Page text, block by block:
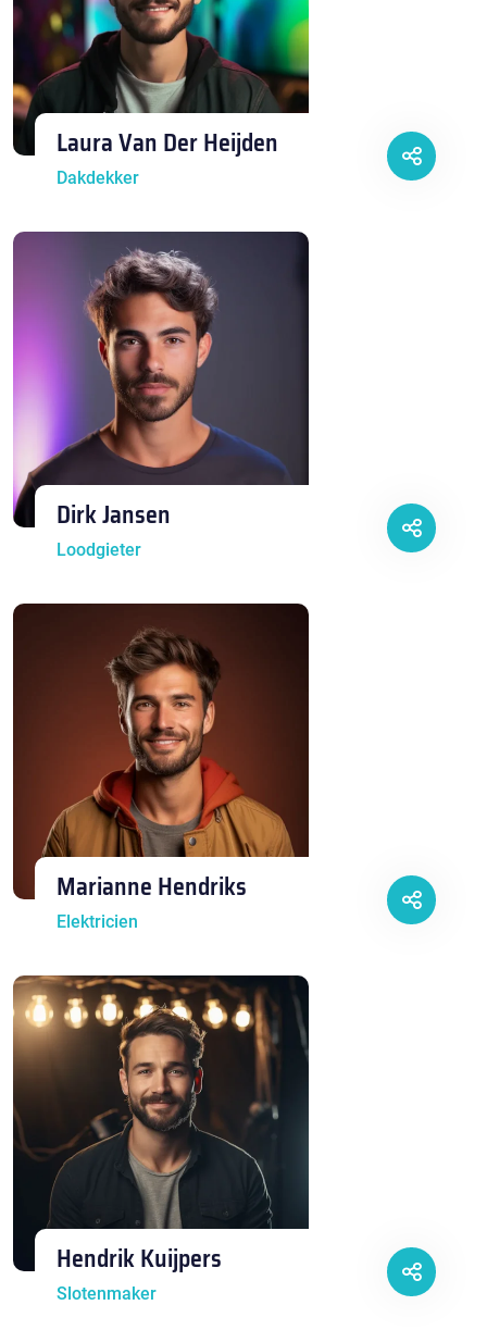
Laura Van Der Heijden
Dakdekker
Dirk Jansen
Loodgieter
Marianne Hendriks
Elektricien
Hendrik Kuijpers
Slotenmaker